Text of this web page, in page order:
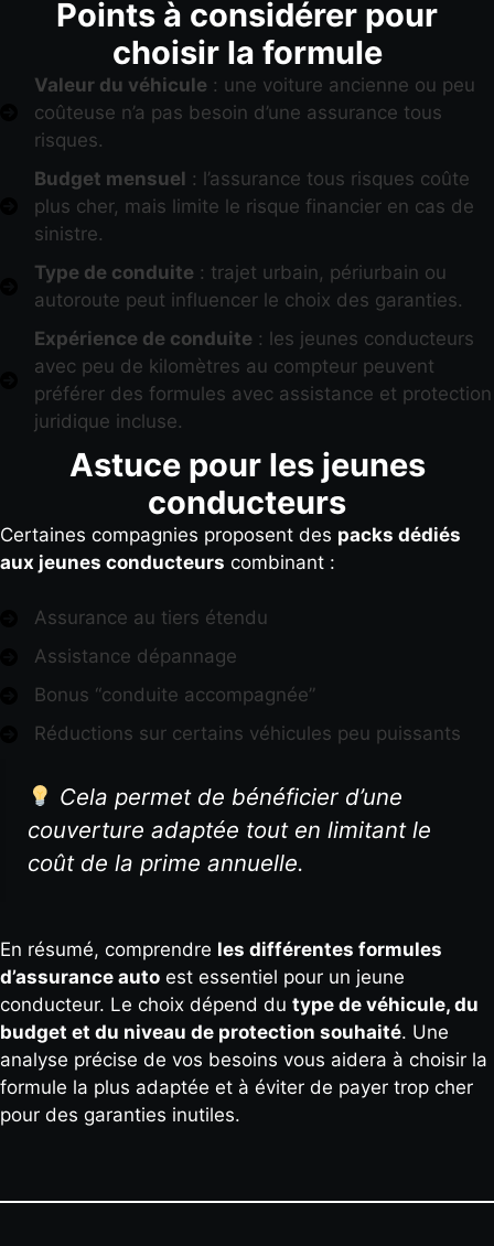
Points à considérer pour
choisir la formule
Valeur du véhicule : une voiture ancienne ou peu
coûteuse n’a pas besoin d’une assurance tous
risques.
Budget mensuel : l’assurance tous risques coûte
plus cher, mais limite le risque financier en cas de
sinistre.
Type de conduite : trajet urbain, périurbain ou
autoroute peut influencer le choix des garanties.
Expérience de conduite : les jeunes conducteurs
avec peu de kilomètres au compteur peuvent
préférer des formules avec assistance et protection
juridique incluse.
Astuce pour les jeunes
conducteurs
Certaines compagnies proposent des packs dédiés
aux jeunes conducteurs combinant :
Assurance au tiers étendu
Assistance dépannage
Bonus “conduite accompagnée”
Réductions sur certains véhicules peu puissants
Cela permet de bénéficier d’une
couverture adaptée tout en limitant le
coût de la prime annuelle.
En résumé, comprendre les différentes formules
d’assurance auto est essentiel pour un jeune
conducteur. Le choix dépend du type de véhicule, du
budget et du niveau de protection souhaité. Une
analyse précise de vos besoins vous aidera à choisir la
formule la plus adaptée et à éviter de payer trop cher
pour des garanties inutiles.